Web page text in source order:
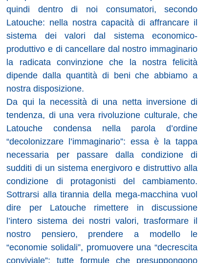
quindi dentro di noi consumatori, secondo
Latouche: nella nostra capacità di affrancare il
sistema dei valori dal sistema economico-
produttivo e di cancellare dal nostro immaginario
la radicata convinzione che la nostra felicità
dipende dalla quantità di beni che abbiamo a
nostra disposizione.
Da qui la necessità di una netta inversione di
tendenza, di una vera rivoluzione culturale, che
Latouche condensa nella parola d’ordine
“decolonizzare l’immaginario”: essa è la tappa
necessaria per passare dalla condizione di
sudditi di un sistema energivoro e distruttivo alla
condizione di protagonisti del cambiamento.
Sottrarsi alla tirannia della mega-macchina vuol
dire per Latouche rimettere in discussione
l’intero sistema dei nostri valori, trasformare il
nostro pensiero, prendere a modello le
“economie solidali”, promuovere una “decrescita
conviviale”: tutte formule che presuppongono